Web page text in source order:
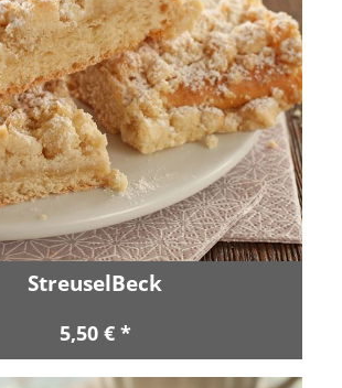
StreuselBeck
5,50 € *